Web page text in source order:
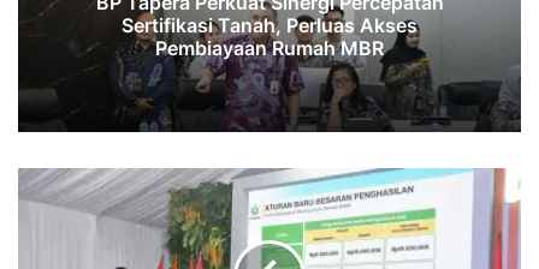
Sertifikasi Tanah, Perluas Akses
Pembiayaan Rumah MBR
BP
Tapera